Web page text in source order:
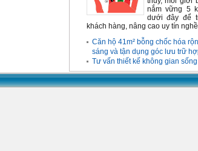
nắm vững 5
dưới đây để
khách hàng, nâng cao uy tín
Căn hộ 41m² bỗng chốc hóa
sáng và tận dụng góc lưu trữ
Tư vấn thiết kế không gian